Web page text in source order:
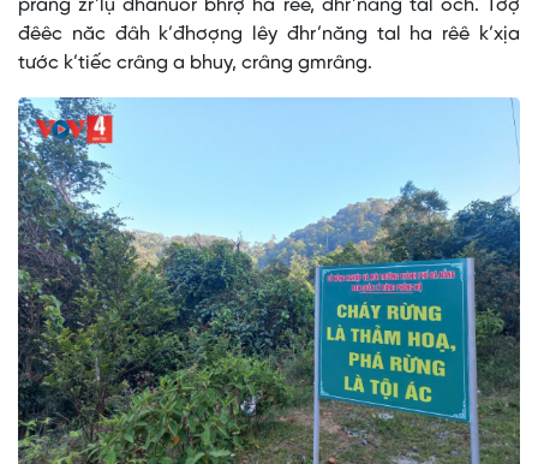
prang zr’lụ đhanuôr bhrợ ha rêê, đhr’năng tal och. Tơợ
đêêc năc đâh k’đhơợng lêy đhr’năng tal ha rêê k’xịa
tước k’tiếc crâng a bhuy, crâng gmrâng.